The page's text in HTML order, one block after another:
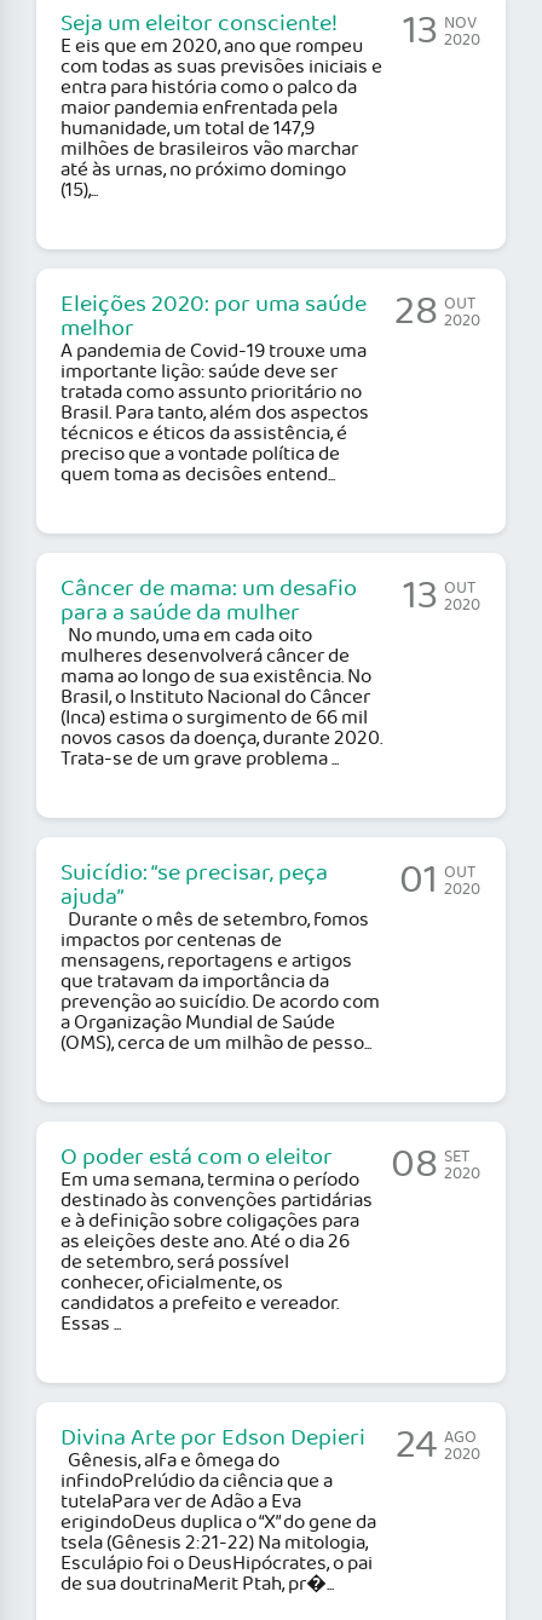
Seja um eleitor consciente!
E eis que em 2020, ano que rompeu
com todas as suas previsões iniciais e
entra para história como o palco da
maior pandemia enfrentada pela
humanidade, um total de 147,9
milhões de brasileiros vão marchar
até às urnas, no próximo domingo
(15),...
13 NOV
2020
Eleições 2020: por uma saúde
melhor
A pandemia de Covid-19 trouxe uma
importante lição: saúde deve ser
tratada como assunto prioritário no
Brasil. Para tanto, além dos aspectos
técnicos e éticos da assistência, é
preciso que a vontade política de
quem toma as decisões entend...
28 OUT
2020
Câncer de mama: um desafio
para a saúde da mulher
No mundo, uma em cada oito
mulheres desenvolverá câncer de
mama ao longo de sua existência. No
Brasil, o Instituto Nacional do Câncer
(Inca) estima o surgimento de 66 mil
novos casos da doença, durante 2020.
Trata-se de um grave problema ...
13 OUT
2020
Suicídio: “se precisar, peça
ajuda”
Durante o mês de setembro, fomos
impactos por centenas de
mensagens, reportagens e artigos
que tratavam da importância da
prevenção ao suicídio. De acordo com
a Organização Mundial de Saúde
(OMS), cerca de um milhão de pesso...
01 OUT
2020
O poder está com o eleitor
Em uma semana, termina o período
destinado às convenções partidárias
e à definição sobre coligações para
as eleições deste ano. Até o dia 26
de setembro, será possível
conhecer, oficialmente, os
candidatos a prefeito e vereador.
Essas ...
08 SET
2020
Divina Arte por Edson Depieri
Gênesis, alfa e ômega do
infindoPrelúdio da ciência que a
tutelaPara ver de Adão a Eva
erigindoDeus duplica o “X” do gene da
tsela (Gênesis 2:21-22) Na mitologia,
Esculápio foi o DeusHipócrates, o pai
de sua doutrinaMerit Ptah, pr�...
24 AGO
2020